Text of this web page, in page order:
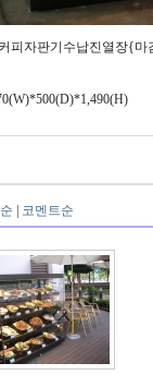
피자판기수납진열장{마
코멘트순